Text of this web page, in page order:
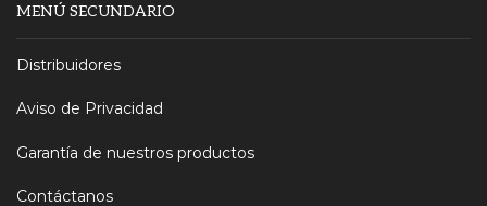
MENÚ SECUNDARIO
Distribuidores
Aviso de Privacidad
Garantía de nuestros productos
Contáctanos